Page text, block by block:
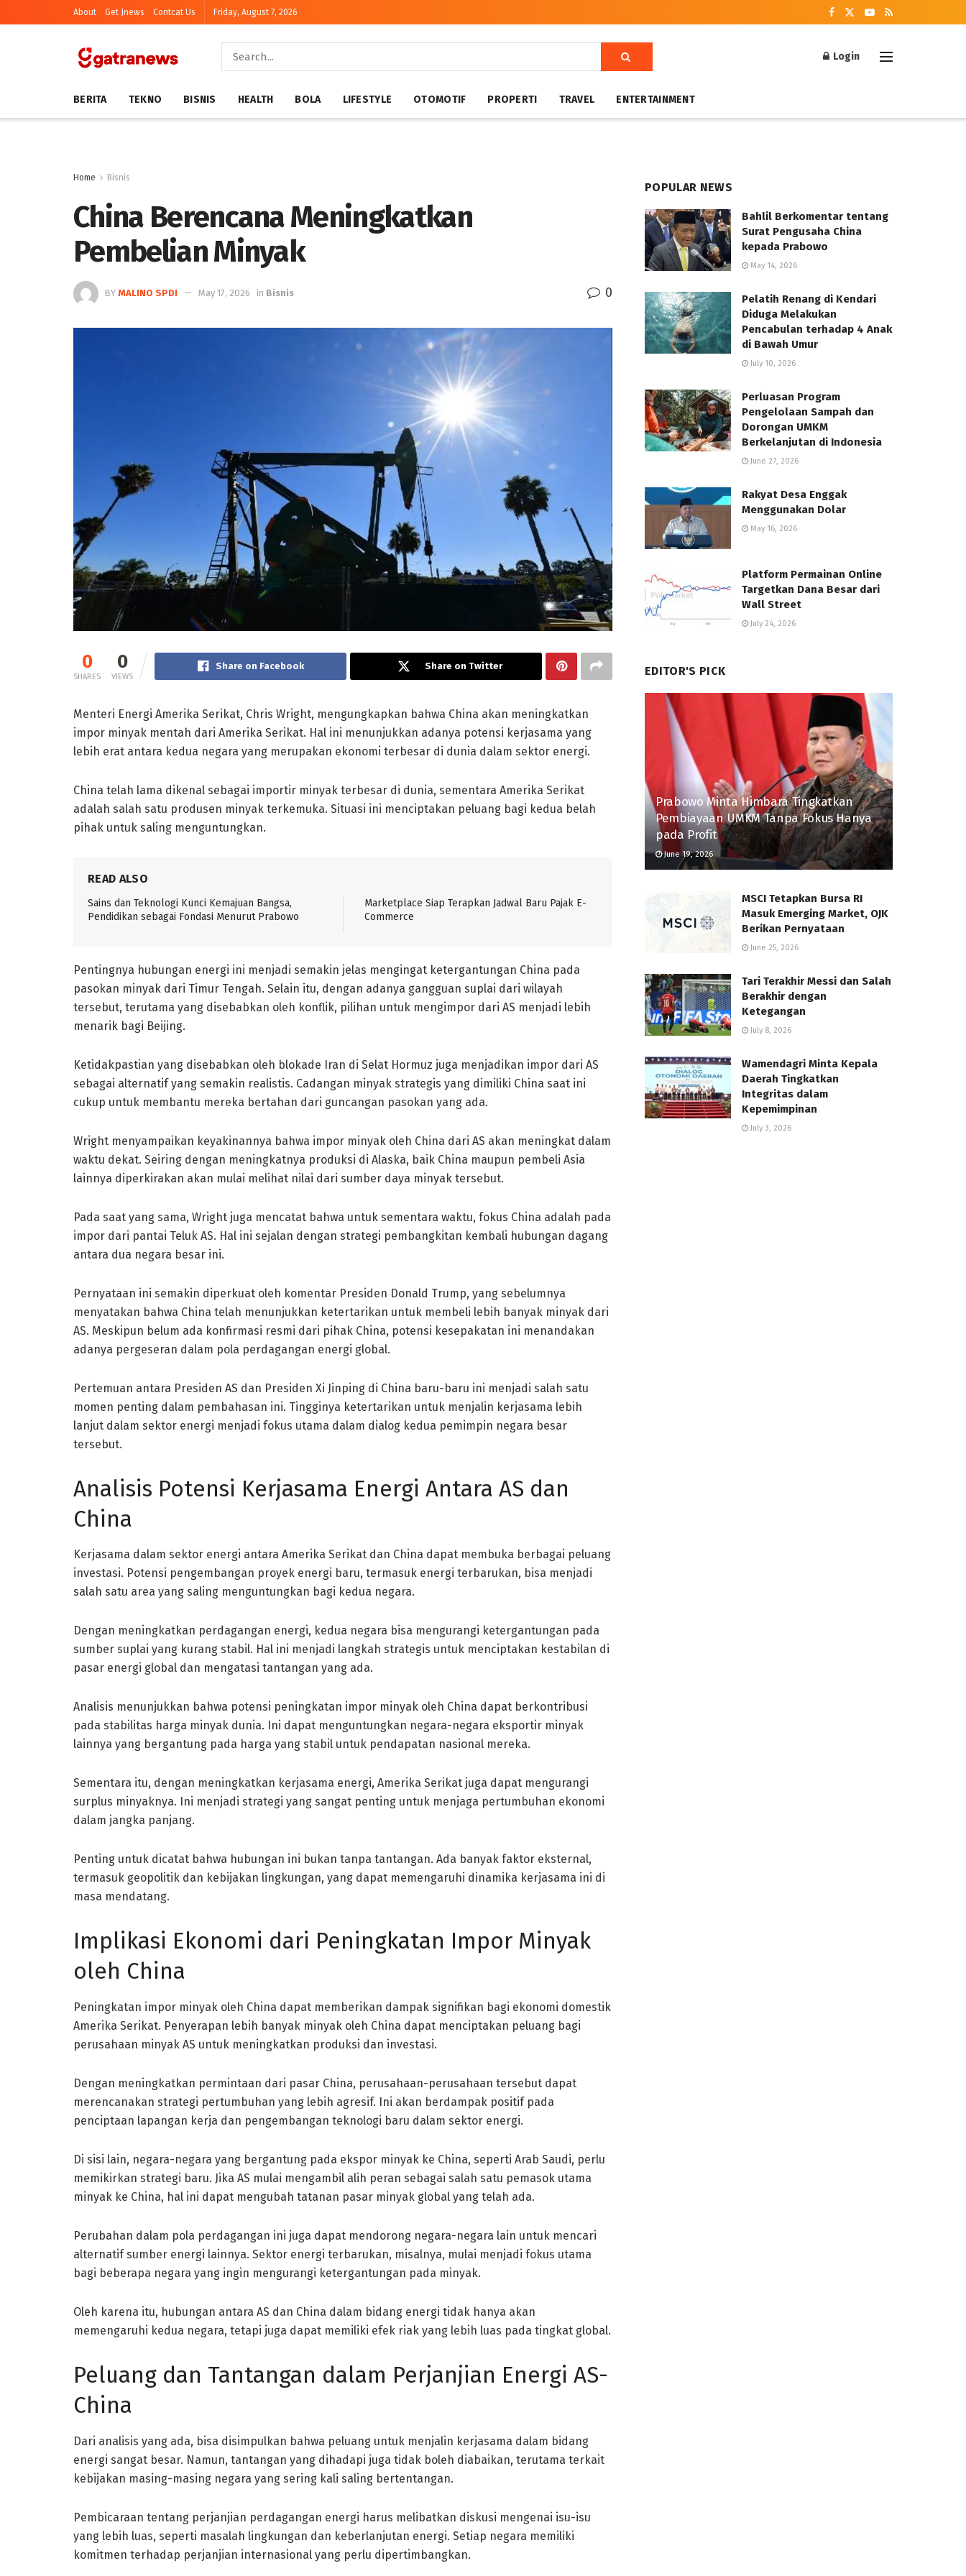
About Get Jnews Contcat Us Friday, August 7, 2026
Login
BERITA TEKNO BISNIS HEALTH BOLA LIFESTYLE OTOMOTIF PROPERTI TRAVEL ENTERTAINMENT
Home Bisnis
China Berencana Meningkatkan
Pembelian Minyak
BY MALINO SPDI May 17, 2026 in Bisnis 0
0
SHARES
0
VIEWS
Share on Facebook Share on Twitter
Menteri Energi Amerika Serikat, Chris Wright, mengungkapkan bahwa China akan meningkatkan
impor minyak mentah dari Amerika Serikat. Hal ini menunjukkan adanya potensi kerjasama yang
lebih erat antara kedua negara yang merupakan ekonomi terbesar di dunia dalam sektor energi.
China telah lama dikenal sebagai importir minyak terbesar di dunia, sementara Amerika Serikat
adalah salah satu produsen minyak terkemuka. Situasi ini menciptakan peluang bagi kedua belah
pihak untuk saling menguntungkan.
READ ALSO
Sains dan Teknologi Kunci Kemajuan Bangsa,
Pendidikan sebagai Fondasi Menurut Prabowo
Marketplace Siap Terapkan Jadwal Baru Pajak E-
Commerce
Pentingnya hubungan energi ini menjadi semakin jelas mengingat ketergantungan China pada
pasokan minyak dari Timur Tengah. Selain itu, dengan adanya gangguan suplai dari wilayah
tersebut, terutama yang disebabkan oleh konflik, pilihan untuk mengimpor dari AS menjadi lebih
menarik bagi Beijing.
Ketidakpastian yang disebabkan oleh blokade Iran di Selat Hormuz juga menjadikan impor dari AS
sebagai alternatif yang semakin realistis. Cadangan minyak strategis yang dimiliki China saat ini
cukup untuk membantu mereka bertahan dari guncangan pasokan yang ada.
Wright menyampaikan keyakinannya bahwa impor minyak oleh China dari AS akan meningkat dalam
waktu dekat. Seiring dengan meningkatnya produksi di Alaska, baik China maupun pembeli Asia
lainnya diperkirakan akan mulai melihat nilai dari sumber daya minyak tersebut.
Pada saat yang sama, Wright juga mencatat bahwa untuk sementara waktu, fokus China adalah pada
impor dari pantai Teluk AS. Hal ini sejalan dengan strategi pembangkitan kembali hubungan dagang
antara dua negara besar ini.
Pernyataan ini semakin diperkuat oleh komentar Presiden Donald Trump, yang sebelumnya
menyatakan bahwa China telah menunjukkan ketertarikan untuk membeli lebih banyak minyak dari
AS. Meskipun belum ada konfirmasi resmi dari pihak China, potensi kesepakatan ini menandakan
adanya pergeseran dalam pola perdagangan energi global.
Pertemuan antara Presiden AS dan Presiden Xi Jinping di China baru-baru ini menjadi salah satu
momen penting dalam pembahasan ini. Tingginya ketertarikan untuk menjalin kerjasama lebih
lanjut dalam sektor energi menjadi fokus utama dalam dialog kedua pemimpin negara besar
tersebut.
Analisis Potensi Kerjasama Energi Antara AS dan
China
Kerjasama dalam sektor energi antara Amerika Serikat dan China dapat membuka berbagai peluang
investasi. Potensi pengembangan proyek energi baru, termasuk energi terbarukan, bisa menjadi
salah satu area yang saling menguntungkan bagi kedua negara.
Dengan meningkatkan perdagangan energi, kedua negara bisa mengurangi ketergantungan pada
sumber suplai yang kurang stabil. Hal ini menjadi langkah strategis untuk menciptakan kestabilan di
pasar energi global dan mengatasi tantangan yang ada.
Analisis menunjukkan bahwa potensi peningkatan impor minyak oleh China dapat berkontribusi
pada stabilitas harga minyak dunia. Ini dapat menguntungkan negara-negara eksportir minyak
lainnya yang bergantung pada harga yang stabil untuk pendapatan nasional mereka.
Sementara itu, dengan meningkatkan kerjasama energi, Amerika Serikat juga dapat mengurangi
surplus minyaknya. Ini menjadi strategi yang sangat penting untuk menjaga pertumbuhan ekonomi
dalam jangka panjang.
Penting untuk dicatat bahwa hubungan ini bukan tanpa tantangan. Ada banyak faktor eksternal,
termasuk geopolitik dan kebijakan lingkungan, yang dapat memengaruhi dinamika kerjasama ini di
masa mendatang.
Implikasi Ekonomi dari Peningkatan Impor Minyak
oleh China
Peningkatan impor minyak oleh China dapat memberikan dampak signifikan bagi ekonomi domestik
Amerika Serikat. Penyerapan lebih banyak minyak oleh China dapat menciptakan peluang bagi
perusahaan minyak AS untuk meningkatkan produksi dan investasi.
Dengan meningkatkan permintaan dari pasar China, perusahaan-perusahaan tersebut dapat
merencanakan strategi pertumbuhan yang lebih agresif. Ini akan berdampak positif pada
penciptaan lapangan kerja dan pengembangan teknologi baru dalam sektor energi.
Di sisi lain, negara-negara yang bergantung pada ekspor minyak ke China, seperti Arab Saudi, perlu
memikirkan strategi baru. Jika AS mulai mengambil alih peran sebagai salah satu pemasok utama
minyak ke China, hal ini dapat mengubah tatanan pasar minyak global yang telah ada.
Perubahan dalam pola perdagangan ini juga dapat mendorong negara-negara lain untuk mencari
alternatif sumber energi lainnya. Sektor energi terbarukan, misalnya, mulai menjadi fokus utama
bagi beberapa negara yang ingin mengurangi ketergantungan pada minyak.
Oleh karena itu, hubungan antara AS dan China dalam bidang energi tidak hanya akan
memengaruhi kedua negara, tetapi juga dapat memiliki efek riak yang lebih luas pada tingkat global.
Peluang dan Tantangan dalam Perjanjian Energi AS-
China
Dari analisis yang ada, bisa disimpulkan bahwa peluang untuk menjalin kerjasama dalam bidang
energi sangat besar. Namun, tantangan yang dihadapi juga tidak boleh diabaikan, terutama terkait
kebijakan masing-masing negara yang sering kali saling bertentangan.
Pembicaraan tentang perjanjian perdagangan energi harus melibatkan diskusi mengenai isu-isu
yang lebih luas, seperti masalah lingkungan dan keberlanjutan energi. Setiap negara memiliki
komitmen terhadap perjanjian internasional yang perlu dipertimbangkan.
POPULAR NEWS
Bahlil Berkomentar tentang
Surat Pengusaha China
kepada Prabowo
May 14, 2026
Pelatih Renang di Kendari
Diduga Melakukan
Pencabulan terhadap 4 Anak
di Bawah Umur
July 10, 2026
Perluasan Program
Pengelolaan Sampah dan
Dorongan UMKM
Berkelanjutan di Indonesia
June 27, 2026
Rakyat Desa Enggak
Menggunakan Dolar
May 16, 2026
Platform Permainan Online
Targetkan Dana Besar dari
Wall Street
July 24, 2026
EDITOR'S PICK
Prabowo Minta Himbara Tingkatkan
Pembiayaan UMKM Tanpa Fokus Hanya
pada Profit
June 19, 2026
MSCI Tetapkan Bursa RI
Masuk Emerging Market, OJK
Berikan Pernyataan
June 25, 2026
Tari Terakhir Messi dan Salah
Berakhir dengan
Ketegangan
July 8, 2026
Wamendagri Minta Kepala
Daerah Tingkatkan
Integritas dalam
Kepemimpinan
July 3, 2026